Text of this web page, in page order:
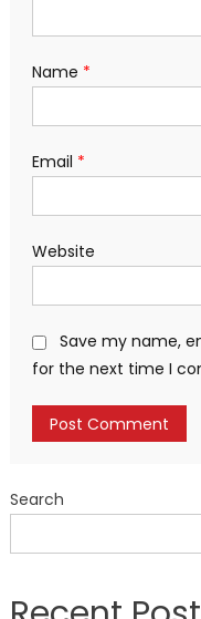
Name *
Email *
Website
Save my name,
for the next time I
Search